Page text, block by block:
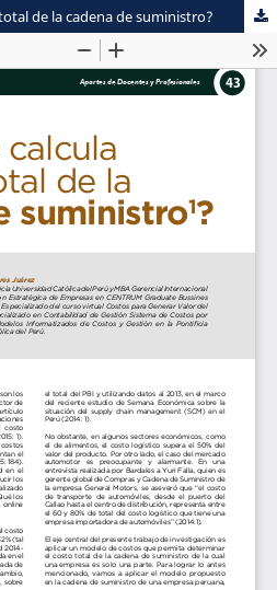
de la cadena de suministro?